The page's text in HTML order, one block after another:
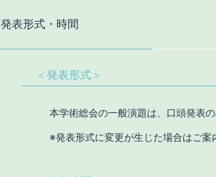
発表形式 ・ 時間
＜発表形式＞
本学術総会の一般演題は、口頭発表の
※発表形式に変更が生じた場合はご案